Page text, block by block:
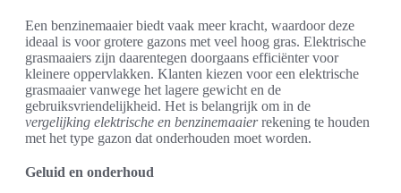
Een benzinemaaier biedt vaak meer kracht, waardoor deze
ideaal is voor grotere gazons met veel hoog gras. Elektrische
grasmaaiers zijn daarentegen doorgaans efficiënter voor
kleinere oppervlakken. Klanten kiezen voor een elektrische
grasmaaier vanwege het lagere gewicht en de
gebruiksvriendelijkheid. Het is belangrijk om in de
vergelijking elektrische en benzinemaaierrekening te houden
met het type gazon dat onderhouden moet worden.
Geluid en onderhoud